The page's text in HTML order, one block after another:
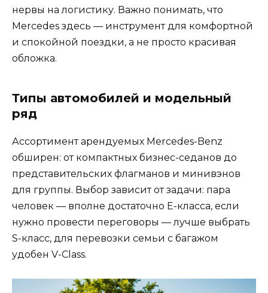
нервы на логистику. Важно понимать, что
Mercedes здесь — инструмент для комфортной
и спокойной поездки, а не просто красивая
обложка.
Типы автомобилей и модельный
ряд
Ассортимент арендуемых Mercedes-Benz
обширен: от компактных бизнес-седанов до
представительских флагманов и минивэнов
для группы. Выбор зависит от задачи: пара
человек — вполне достаточно Е-класса, если
нужно провести переговоры — лучше выбрать
S-класс, для перевозки семьи с багажом
удобен V-Class.